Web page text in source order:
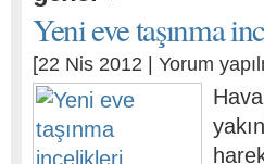
Yeni eve taşınma
[22 Nis 2012 | Yorum